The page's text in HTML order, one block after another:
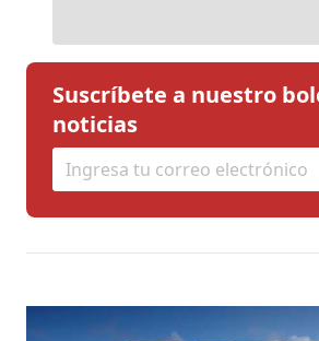
Suscríbete a nuestro
noticias